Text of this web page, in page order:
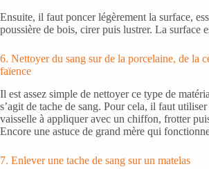
Ensuite, il faut poncer légèrement la surface,
poussière de bois, cirer puis lustrer. La surface
6. Nettoyer du sang sur de la porcelaine, de la
faïence
Il est assez simple de nettoyer ce type de
s’agit de tache de sang. Pour cela, il faut
vaisselle à appliquer avec un chiffon, frotter
Encore une astuce de grand mère qui
7. Enlever une tache de sang sur un matelas